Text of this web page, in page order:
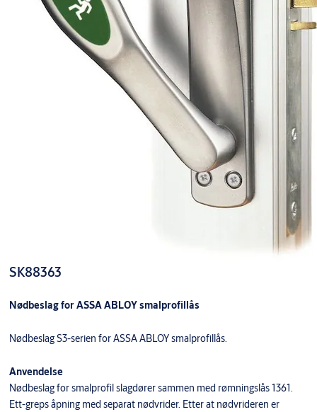
SK88363
Nødbeslag for ASSA ABLOY smalprofillås
Nødbeslag S3-serien for ASSA ABLOY smalprofillås.
Anvendelse
Nødbeslag for smalprofil slagdører sammen med rømningslås 1361.
Ett-greps åpning med separat nødvrider. Etter at nødvrideren er